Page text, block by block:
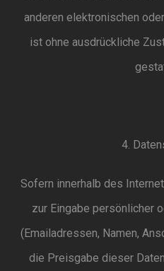
anderen elektronischen
ist ohne ausdrückliche
4.
Sofern innerhalb des
zur Eingabe persönlicher
(Emailadressen, Namen,
die Preisgabe dieser